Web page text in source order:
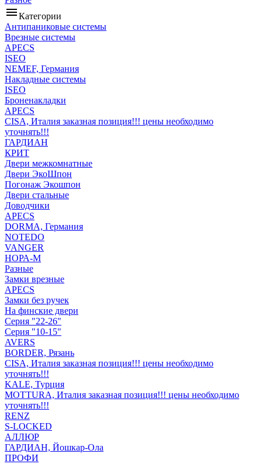
menuКатегории
Антипаниковые системы
Врезные системы
APECS
ISEO
NEMEF, Германия
Накладные системы
ISEO
Броненакладки
APECS
CISA, Италия заказная позиция!!! цены необходимо
уточнять!!!
ГАРДИАН
КРИТ
Двери межкомнатные
Двери ЭкоШпон
Погонаж Экошпон
Двери стальные
Доводчики
APECS
DORMA, Германия
NOTEDO
VANGER
НОРА-М
Разные
Замки врезные
APECS
Замки без ручек
На финские двери
Серия "22-26"
Серия "10-15"
AVERS
BORDER, Рязань
CISA, Италия заказная позиция!!! цены необходимо
уточнять!!!
KALE, Турция
MOTTURA, Италия заказная позиция!!! цены необходимо
уточнять!!!
RENZ
S-LOCKED
АЛЛЮР
ГАРДИАН, Йошкар-Ола
ПРОФИ